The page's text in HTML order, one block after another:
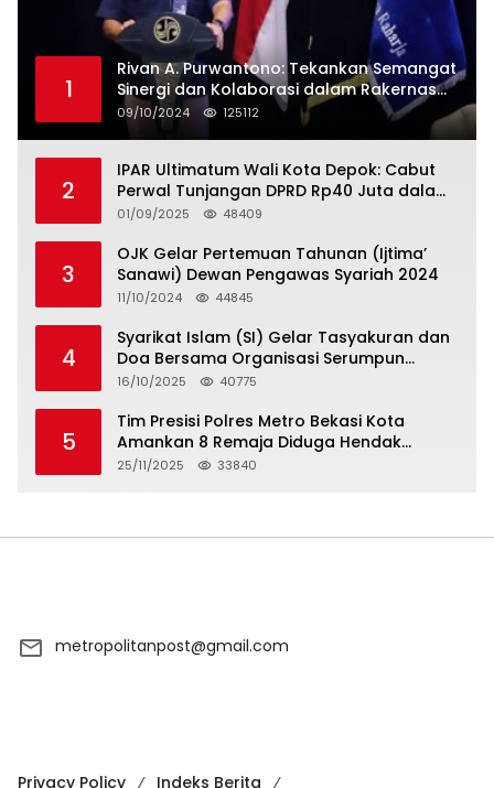
1
Rivan A. Purwantono: Tekankan Semangat
Sinergi dan Kolaborasi dalam Rakernas
Serikat Pekerja Jasa Raharja
09/10/2024 125112
2
IPAR Ultimatum Wali Kota Depok: Cabut
Perwal Tunjangan DPRD Rp40 Juta dalam
5 Hari atau Hadapi Aksi Rakyat
01/09/2025 48409
3
OJK Gelar Pertemuan Tahunan (Ijtima’
Sanawi) Dewan Pengawas Syariah 2024
11/10/2024 44845
4
Syarikat Islam (SI) Gelar Tasyakuran dan
Doa Bersama Organisasi Serumpun
Syarikat Islam Doa
16/10/2025 40775
5
Tim Presisi Polres Metro Bekasi Kota
Amankan 8 Remaja Diduga Hendak
Tawuran
25/11/2025 33840
metropolitanpost@gmail.com
Privacy Policy Indeks Berita